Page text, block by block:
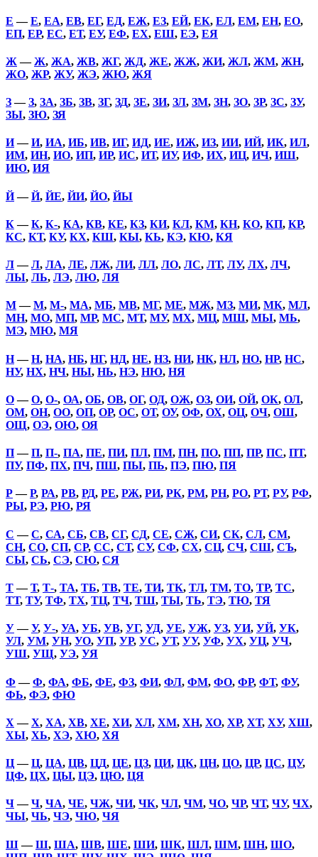
Е —Е, ЕА, ЕВ, ЕГ, ЕД, ЕЖ, ЕЗ, ЕЙ, ЕК, ЕЛ, ЕМ, ЕН, ЕО,
ЕП, ЕР, ЕС, ЕТ, ЕУ, ЕФ, ЕХ, ЕШ, ЕЭ, ЕЯ
Ж —Ж, ЖА, ЖВ, ЖГ, ЖД, ЖЕ, ЖЖ, ЖИ, ЖЛ, ЖМ, ЖН,
ЖО, ЖР, ЖУ, ЖЭ, ЖЮ, ЖЯ
З—З, ЗА, ЗБ, ЗВ, ЗГ, ЗД, ЗЕ, ЗИ, ЗЛ, ЗМ, ЗН, ЗО, ЗР, ЗС, ЗУ,
ЗЫ, ЗЮ, ЗЯ
И—И, ИА, ИБ, ИВ, ИГ, ИД, ИЕ, ИЖ, ИЗ, ИИ, ИЙ, ИК, ИЛ,
ИМ, ИН, ИО, ИП, ИР, ИС, ИТ, ИУ, ИФ, ИХ, ИЦ, ИЧ, ИШ,
ИЮ, ИЯ
Й—Й, ЙЕ, ЙИ, ЙО, ЙЫ
К—К, К-, КА, КВ, КЕ, КЗ, КИ, КЛ, КМ, КН, КО, КП, КР,
КС, КТ, КУ, КХ, КШ, КЫ, КЬ, КЭ, КЮ, КЯ
Л—Л, ЛА, ЛЕ, ЛЖ, ЛИ, ЛЛ, ЛО, ЛС, ЛТ, ЛУ, ЛХ, ЛЧ,
ЛЫ, ЛЬ, ЛЭ, ЛЮ, ЛЯ
М—М, М-, МА, МБ, МВ, МГ, МЕ, МЖ, МЗ, МИ, МК, МЛ,
МН, МО, МП, МР, МС, МТ, МУ, МХ, МЦ, МШ, МЫ, МЬ,
МЭ, МЮ, МЯ
Н—Н, НА, НБ, НГ, НД, НЕ, НЗ, НИ, НК, НЛ, НО, НР, НС,
НУ, НХ, НЧ, НЫ, НЬ, НЭ, НЮ, НЯ
О—О, О-, ОА, ОБ, ОВ, ОГ, ОД, ОЖ, ОЗ, ОИ, ОЙ, ОК, ОЛ,
ОМ, ОН, ОО, ОП, ОР, ОС, ОТ, ОУ, ОФ, ОХ, ОЦ, ОЧ, ОШ,
ОЩ, ОЭ, ОЮ, ОЯ
П—П, П-, ПА, ПЕ, ПИ, ПЛ, ПМ, ПН, ПО, ПП, ПР, ПС, ПТ,
ПУ, ПФ, ПХ, ПЧ, ПШ, ПЫ, ПЬ, ПЭ, ПЮ, ПЯ
Р—Р, РА, РВ, РД, РЕ, РЖ, РИ, РК, РМ, РН, РО, РТ, РУ, РФ,
РЫ, РЭ, РЮ, РЯ
С —С, СА, СБ, СВ, СГ, СД, СЕ, СЖ, СИ, СК, СЛ, СМ,
СН, СО, СП, СР, СС, СТ, СУ, СФ, СХ, СЦ, СЧ, СШ, СЪ,
СЫ, СЬ, СЭ, СЮ, СЯ
Т—Т, Т-, ТА, ТБ, ТВ, ТЕ, ТИ, ТК, ТЛ, ТМ, ТО, ТР, ТС,
ТТ, ТУ, ТФ, ТХ, ТЦ, ТЧ, ТШ, ТЫ, ТЬ, ТЭ, ТЮ, ТЯ
У—У, У-, УА, УБ, УВ, УГ, УД, УЕ, УЖ, УЗ, УИ, УЙ, УК,
УЛ, УМ, УН, УО, УП, УР, УС, УТ, УУ, УФ, УХ, УЦ, УЧ,
УШ, УЩ, УЭ, УЯ
Ф —Ф, ФА, ФБ, ФЕ, ФЗ, ФИ, ФЛ, ФМ, ФО, ФР, ФТ, ФУ,
ФЬ, ФЭ, ФЮ
Х —Х, ХА, ХВ, ХЕ, ХИ, ХЛ, ХМ, ХН, ХО, ХР, ХТ, ХУ, ХШ,
ХЫ, ХЬ, ХЭ, ХЮ, ХЯ
Ц—Ц, ЦА, ЦВ, ЦД, ЦЕ, ЦЗ, ЦИ, ЦК, ЦН, ЦО, ЦР, ЦС, ЦУ,
ЦФ, ЦХ, ЦЫ, ЦЭ, ЦЮ, ЦЯ
Ч—Ч, ЧА, ЧЕ, ЧЖ, ЧИ, ЧК, ЧЛ, ЧМ, ЧО, ЧР, ЧТ, ЧУ, ЧХ,
ЧЫ, ЧЬ, ЧЭ, ЧЮ, ЧЯ
Ш—Ш, ША, ШВ, ШЕ, ШИ, ШК, ШЛ, ШМ, ШН, ШО,